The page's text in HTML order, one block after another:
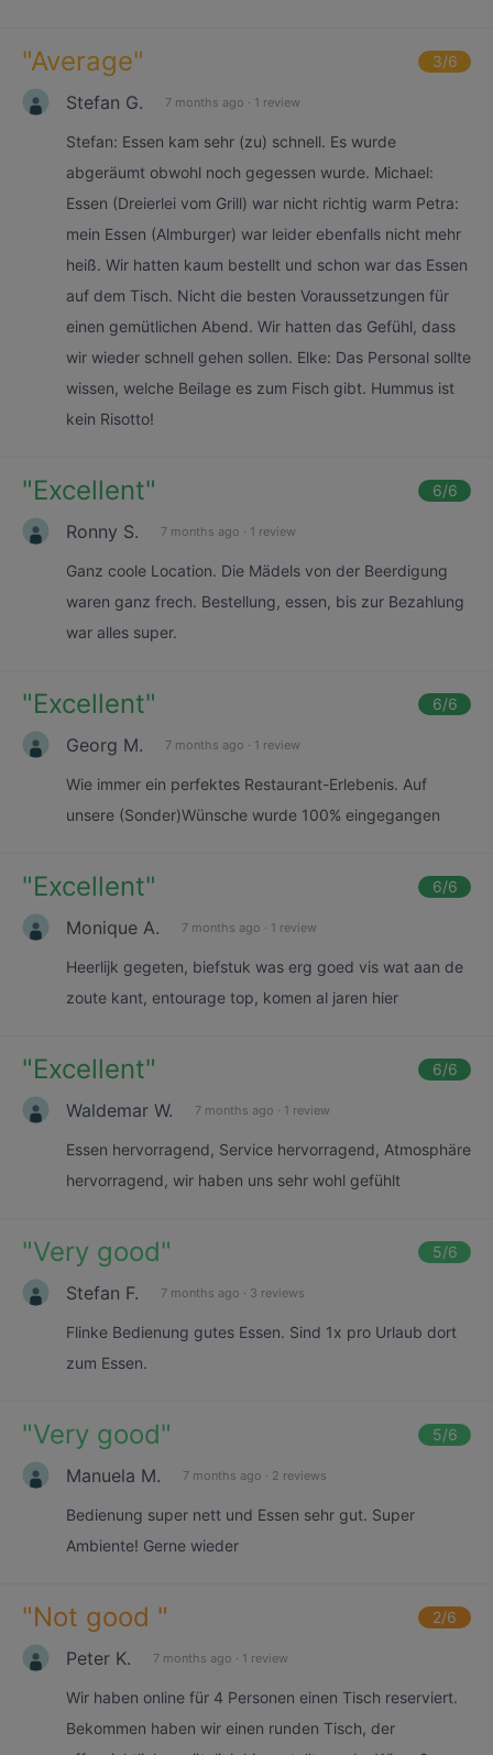
"Average" 3/6
Stefan G. 7 months ago · 1 review
Stefan: Essen kam sehr (zu) schnell. Es wurde
abgeräumt obwohl noch gegessen wurde. Michael:
Essen (Dreierlei vom Grill) war nicht richtig warm Petra:
mein Essen (Almburger) war leider ebenfalls nicht mehr
heiß. Wir hatten kaum bestellt und schon war das Essen
auf dem Tisch. Nicht die besten Voraussetzungen für
einen gemütlichen Abend. Wir hatten das Gefühl, dass
wir wieder schnell gehen sollen. Elke: Das Personal sollte
wissen, welche Beilage es zum Fisch gibt. Hummus ist
kein Risotto!
"Excellent" 6/6
Ronny S. 7 months ago · 1 review
Ganz coole Location. Die Mädels von der Beerdigung
waren ganz frech. Bestellung, essen, bis zur Bezahlung
war alles super.
"Excellent" 6/6
Georg M. 7 months ago · 1 review
Wie immer ein perfektes Restaurant-Erlebenis. Auf
unsere (Sonder)Wünsche wurde 100% eingegangen
"Excellent" 6/6
Monique A. 7 months ago · 1 review
Heerlijk gegeten, biefstuk was erg goed vis wat aan de
zoute kant, entourage top, komen al jaren hier
"Excellent" 6/6
Waldemar W. 7 months ago · 1 review
Essen hervorragend, Service hervorragend, Atmosphäre
hervorragend, wir haben uns sehr wohl gefühlt
"Very good" 5/6
Stefan F. 7 months ago · 3 reviews
Flinke Bedienung gutes Essen. Sind 1x pro Urlaub dort
zum Essen.
"Very good" 5/6
Manuela M. 7 months ago · 2 reviews
Bedienung super nett und Essen sehr gut. Super
Ambiente! Gerne wieder
"Not good " 2/6
Peter K. 7 months ago · 1 review
Wir haben online für 4 Personen einen Tisch reserviert.
Bekommen haben wir einen runden Tisch, der